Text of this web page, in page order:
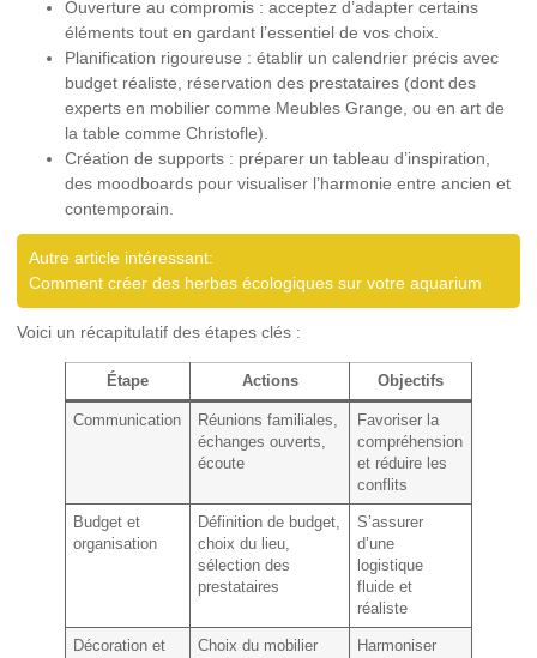
Ouverture au compromis : acceptez d’adapter certains
éléments tout en gardant l’essentiel de vos choix.
Planification rigoureuse : établir un calendrier précis avec
budget réaliste, réservation des prestataires (dont des
experts en mobilier comme Meubles Grange, ou en art de
la table comme Christofle).
Création de supports : préparer un tableau d’inspiration,
des moodboards pour visualiser l’harmonie entre ancien et
contemporain.
Autre article intéressant:
Comment créer des herbes écologiques sur votre aquarium
Voici un récapitulatif des étapes clés :
Étape Actions Objectifs
Communication
Réunions familiales,
échanges ouverts,
écoute
Favoriser la
compréhension
et réduire les
conflits
Budget et
organisation
Définition de budget,
choix du lieu,
sélection des
prestataires
S’assurer
d’une
logistique
fluide et
réaliste
Décoration et
Choix du mobilier
Harmoniser